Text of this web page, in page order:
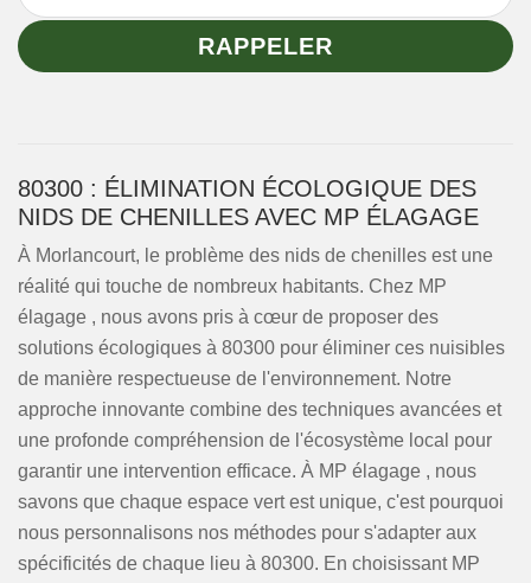
80300 : ÉLIMINATION ÉCOLOGIQUE DES
NIDS DE CHENILLES AVEC MP ÉLAGAGE
À Morlancourt, le problème des nids de chenilles est une
réalité qui touche de nombreux habitants. Chez MP
élagage , nous avons pris à cœur de proposer des
solutions écologiques à 80300 pour éliminer ces nuisibles
de manière respectueuse de l'environnement. Notre
approche innovante combine des techniques avancées et
une profonde compréhension de l'écosystème local pour
garantir une intervention efficace. À MP élagage , nous
savons que chaque espace vert est unique, c'est pourquoi
nous personnalisons nos méthodes pour s'adapter aux
spécificités de chaque lieu à 80300. En choisissant MP